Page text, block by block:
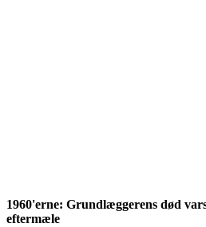
1960'erne: Grundlæggerens død
eftermæle